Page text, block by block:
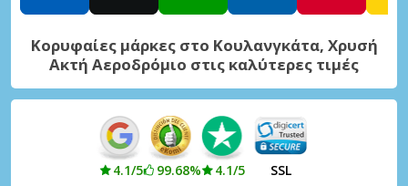
Κορυφαίες μάρκες στο Κουλανγκάτα, Χρυσή
Ακτή Αεροδρόμιο στις καλύτερες τιμές
4.1/5 99.68% 4.1/5 SSL